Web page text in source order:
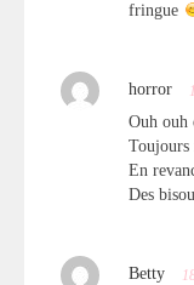
fringue
horror
Ouh ouh
En
Des
Betty